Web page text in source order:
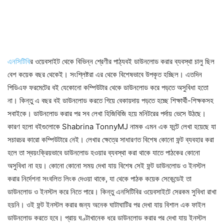
এনসিটিবির ওয়েবসাইট থেকে বিভিন্ন শ্রেণীর পাঠ্যবই ডাউনলোড করার ব্যবস্থা চালু ছিল
বেশ কয়েক বছর থেকেই। সংশ্লিষ্টরা এর থেকে বিশেষভাবে উপকৃত হচ্ছিল। এতদিন
পিডিএফ ফরমেটের বই যেকোনো কম্পিউটার থেকে ডাউনলোড করে পড়তে অসুবিধা হতো
না। কিন্তু এ বছর বই ডাউনলোড করতে গিয়ে বেকায়দায় পড়তে হচ্ছে শিক্ষার্থী-শিক্ষকসহ
সবাইকে। ডাউনলোড করার পর সব লেখা হিজিবিজি হয়ে মনিটরের পর্দায় ভেসে উঠছে।
কারণ হলো বইগুলোকে Shabrina TonnyMJ নামক এমন এক ফন্টে লেখা হয়েছে যা
সচারচর কারো কম্পিউটারে নেই। লেখার ক্ষেত্রে সাধারণত বিশেষ কোনো ফন্ট ব্যবহার করা
হলে তা স্বয়ংক্রিয়ভাবে ডাউনলোড হওয়ার ব্যবস্থা করা থাকে যাতে পাঠকের কোনো
অসুবিধা না হয়। কোনো কোনো সময় দেখা যায় বিশেষ সেই ফন্ট ডাউনলোড ও ইনস্টল
করার নির্দেশনা সংবলিত লিংক দেওয়া থাকে, যা থেকে পাঠক কয়েক সেকেন্ডেই তা
ডাউনলোড ও ইনস্টল করে নিতে পারে। কিন্তু এনসিটিবির ওয়েবসাইটে সেরকম সুবিধা রাখা
হয়নি। ওই ফন্ট ইনস্টল করার জন্য অনেক ঘাটাঘাটির পর দেখা যায় বিশাল এক ফাইল
ডাউনলোড করতে হবে। প্রায় ঘণ্টাখানেক ধরে ডাউনলোড করার পর দেখা যায় ইনস্টল